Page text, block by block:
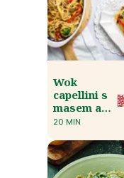
Wok
capellini s
masem a
zeleninou
20 MIN